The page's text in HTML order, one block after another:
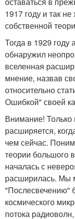
1917 году и так не
собственной
Тогда в 1929
обнаружил
вселенная
мнение, назвав
относительно
Ошибкой" своей
Внимание! Только
расширяется,
чем сейчас.
теории большого
началась с
расширилась. Мы
"Послесвечению"
космического
потока